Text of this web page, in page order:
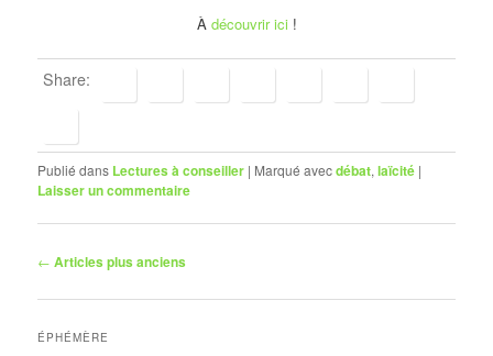
À découvrir ici !
Share:
Publié dans Lectures à conseiller | Marqué avecdébat,laïcité |
Laisser un commentaire
Navigation
articles
← Articles plus anciens
ÉPHÉMÈRE